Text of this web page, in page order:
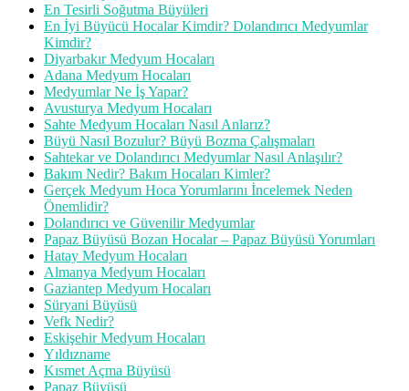
En Tesirli Soğutma Büyüleri
En İyi Büyücü Hocalar Kimdir? Dolandırıcı Medyumlar
Kimdir?
Diyarbakır Medyum Hocaları
Adana Medyum Hocaları
Medyumlar Ne İş Yapar?
Avusturya Medyum Hocaları
Sahte Medyum Hocaları Nasıl Anlarız?
Büyü Nasıl Bozulur? Büyü Bozma Çalışmaları
Sahtekar ve Dolandırıcı Medyumlar Nasıl Anlaşılır?
Bakım Nedir? Bakım Hocaları Kimler?
Gerçek Medyum Hoca Yorumlarını İncelemek Neden
Önemlidir?
Dolandırıcı ve Güvenilir Medyumlar
Papaz Büyüsü Bozan Hocalar – Papaz Büyüsü Yorumları
Hatay Medyum Hocaları
Almanya Medyum Hocaları
Gaziantep Medyum Hocaları
Süryani Büyüsü
Vefk Nedir?
Eskişehir Medyum Hocaları
Yıldızname
Kısmet Açma Büyüsü
Papaz Büyüsü